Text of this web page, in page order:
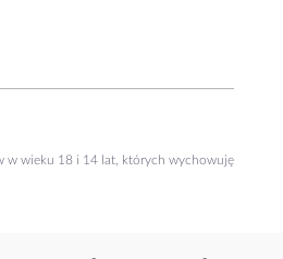
w wieku 18 i 14 lat, których wychowuję